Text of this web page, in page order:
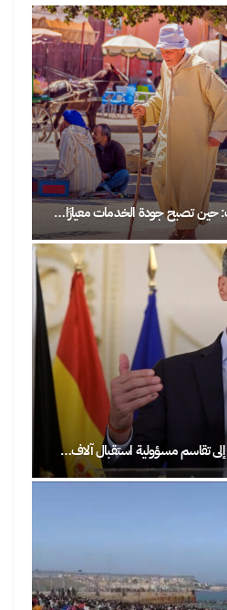
حين تصبح جودة الخدمات معيارًا…
إلى تقاسم مسؤولية استقبال آلاف…